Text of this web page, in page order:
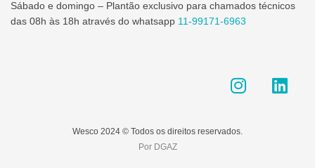
Sábado e domingo – Plantão exclusivo para chamados técnicos
das 08h às 18h através do whatsapp 11-99171-6963
n
a
i
Wesco 2024 © Todos os direitos reservados.
Por DGAZ